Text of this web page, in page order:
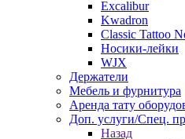
Excalibur
Kwadron
Classic Tattoo
Носики-лейки
WJX
Держатели
Мебель и фурнитура
Аренда тату
Доп. услуги/Спец.
Назад